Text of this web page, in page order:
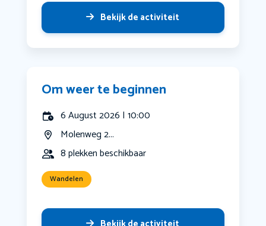
Bekijk de activiteit
Om weer te beginnen
6 August 2026 | 10:00
Molenweg 2...
8 plekken beschikbaar
Wandelen